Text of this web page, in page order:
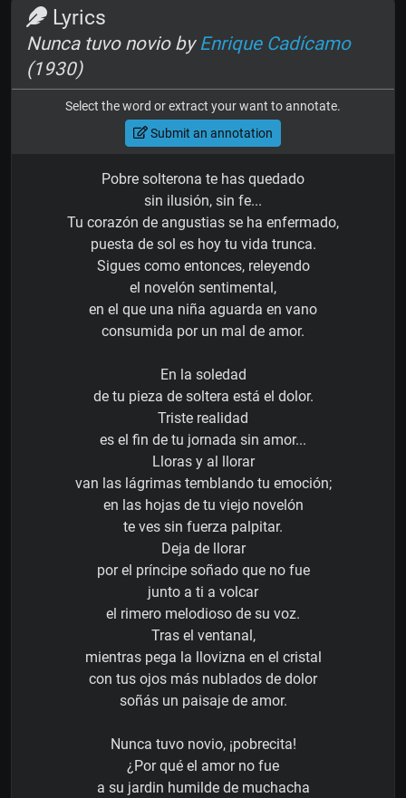
Lyrics
Nunca tuvo novio byEnrique Cadícamo
(1930)
Select the word or extract your want to annotate.
Submit an annotation
Pobre solterona te has quedado
sin ilusión, sin fe...
Tu corazón de angustias se ha enfermado,
puesta de sol es hoy tu vida trunca.
Sigues como entonces, releyendo
el novelón sentimental,
en el que una niña aguarda en vano
consumida por un mal de amor.
En la soledad
de tu pieza de soltera está el dolor.
Triste realidad
es el fin de tu jornada sin amor...
Lloras y al llorar
van las lágrimas temblando tu emoción;
en las hojas de tu viejo novelón
te ves sin fuerza palpitar.
Deja de llorar
por el príncipe soñado que no fue
junto a ti a volcar
el rimero melodioso de su voz.
Tras el ventanal,
mientras pega la llovizna en el cristal
con tus ojos más nublados de dolor
soñás un paisaje de amor.
Nunca tuvo novio, ¡pobrecita!
¿Por qué el amor no fue
a su jardin humilde de muchacha